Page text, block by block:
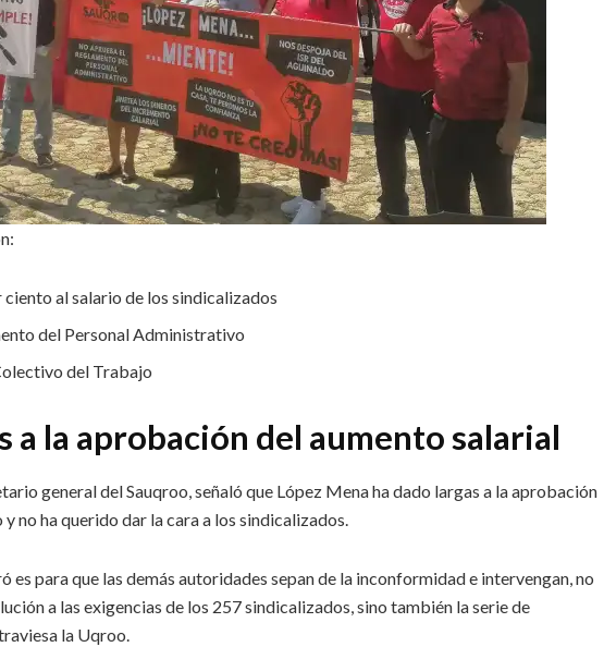
al salario de los sindicalizados
del Personal Administrativo
del Trabajo
a la aprobación del aumento salarial
general del Sauqroo, señaló que López Mena ha dado largas a la aprobación
no ha querido dar la cara a los sindicalizados.
es para que las demás autoridades sepan de la inconformidad e intervengan, no
a las exigencias de los 257 sindicalizados, sino también la serie de
la Uqroo.